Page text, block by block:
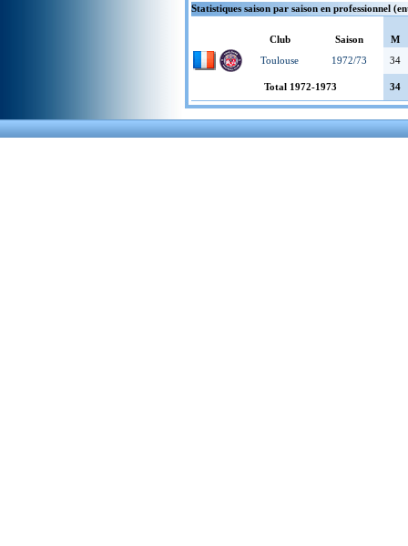
Statistiques saison par saison en professionnel
Club Saison
M
Toulouse
1972/73 34
Total 1972-1973 34